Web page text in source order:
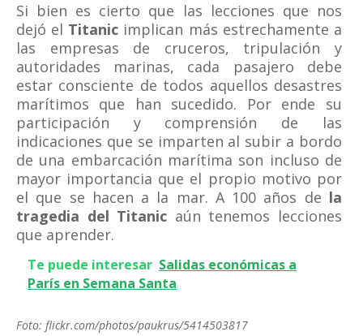
Si bien es cierto que las lecciones que nos
dejó el Titanic implican más estrechamente a
las empresas de cruceros, tripulación y
autoridades marinas, cada pasajero debe
estar consciente de todos aquellos desastres
marítimos que han sucedido. Por ende su
participación y comprensión de las
indicaciones que se imparten al subir a bordo
de una embarcación marítima son incluso de
mayor importancia que el propio motivo por
el que se hacen a la mar. A 100 años de la
tragedia del Titanic aún tenemos lecciones
que aprender.
Te puede interesar Salidas económicas a
París en Semana Santa
Foto: flickr.com/photos/paukrus/5414503817